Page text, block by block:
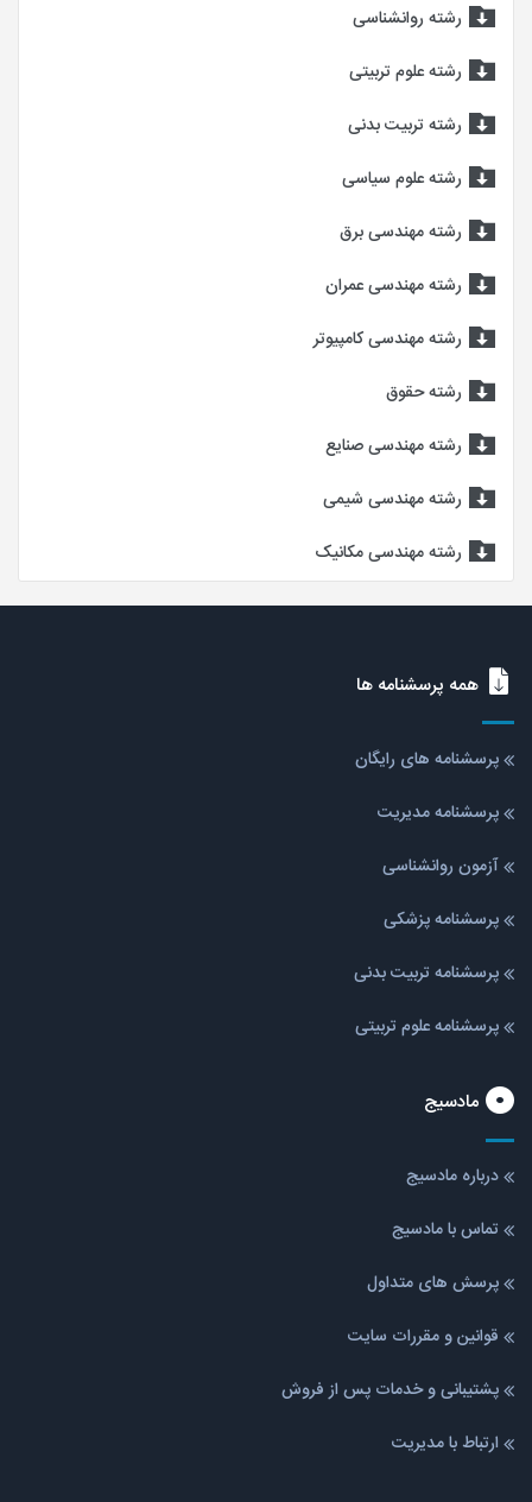
رشته روانشناسی
رشته علوم تربیتی
رشته تربیت بدنی
رشته علوم سیاسی
رشته مهندسی برق
رشته مهندسی عمران
رشته مهندسی کامپیوتر
رشته حقوق
رشته مهندسی صنایع
رشته مهندسی شیمی
رشته مهندسی مکانیک
همه پرسشنامه ها
پرسشنامه های رایگان
پرسشنامه مدیریت
آزمون روانشناسی
پرسشنامه پزشکی
پرسشنامه تربیت بدنی
پرسشنامه علوم تربیتی
مادسیج
درباره مادسیج
تماس با مادسیج
پرسش های متداول
قوانین و مقررات سایت
پشتیبانی و خدمات پس از فروش
ارتباط با مدیریت